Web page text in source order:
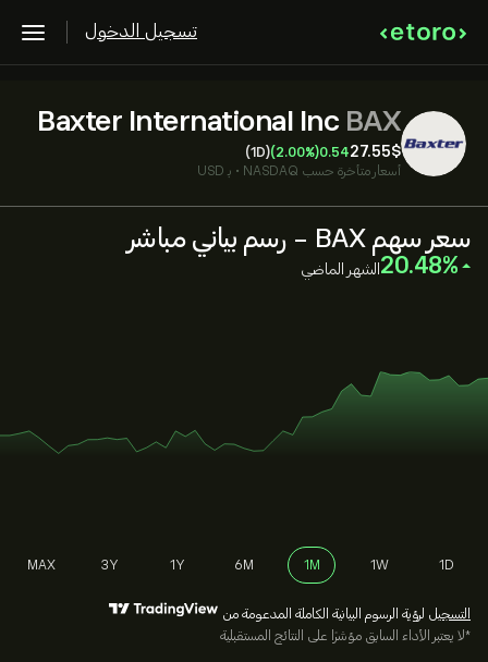
تسجيل الدخول
Baxter International Inc BAX
27.55‎$‎
0.54
(2.00%)
(1D)
أسعار متأخرة حسب NASDAQ
• بـ USD
سعر سهم BAX - رسم بياني مباشر
‎20.48‎ الشهر الماضي
1D
1W
1M
6M
1Y
3Y
MAX
التسجيل لرؤية الرسوم البيانية الكاملة المدعومة من
*لا يعتبر الأداء السابق مؤشرًا على النتائج المستقبلية